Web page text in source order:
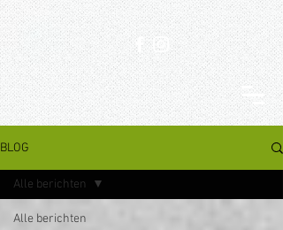
BLOG
Alle berichten
Alle berichten